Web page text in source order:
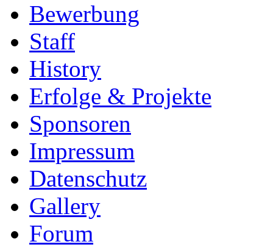
Bewerbung
Staff
History
Erfolge & Projekte
Sponsoren
Impressum
Datenschutz
Gallery
Forum